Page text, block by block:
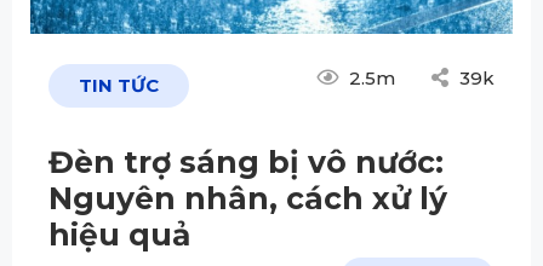
TIN TỨC 2.5m 39k
Đèn trợ sáng bị vô nước:
Nguyên nhân, cách xử lý
hiệu quả